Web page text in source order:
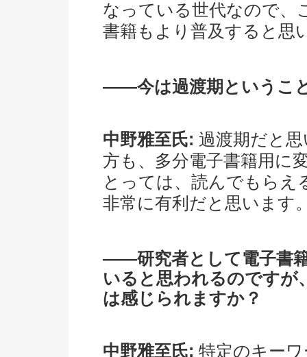
なっている世代なので、
書籍もより普及すると思
――今は過渡期というこ
中野雅至氏: 過渡期だと
方も、多分電子書籍用に
とっては、読んでもらえ
非常に有利だと思います
――研究者として電子書
いると思われるのですが
は感じられますか？
中野雅至氏: 特定のキー